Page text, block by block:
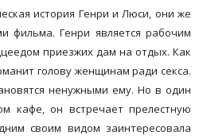
история Генри и Люси, они же
фильма. Генри является рабочим
приезжих дам на отдых. Как
голову женщинам ради секса.
ненужными ему. Но в один
кафе, он встречает прелестную
своим видом заинтересовала